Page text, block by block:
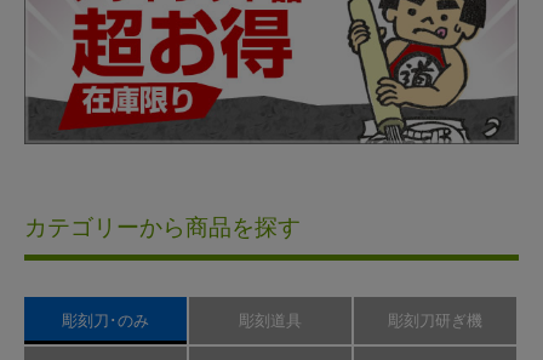
カテゴリーから商品を探す
彫刻刀･のみ 彫刻道具 彫刻刀研ぎ機